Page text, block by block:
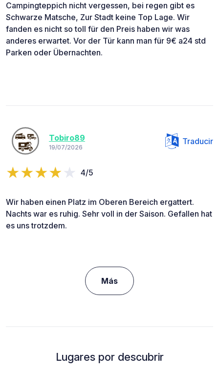
Campingteppich nicht vergessen, bei regen gibt es
Schwarze Matsche, Zur Stadt keine Top Lage. Wir
fanden es nicht so toll für den Preis haben wir was
anderes erwartet. Vor der Tür kann man für 9€ a24 std
Parken oder Übernachten.
Tobiro89
19/07/2026
Traducir
4/5
Wir haben einen Platz im Oberen Bereich ergattert.
Nachts war es ruhig. Sehr voll in der Saison. Gefallen hat
es uns trotzdem.
Más
Lugares por descubrir